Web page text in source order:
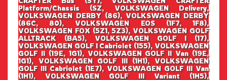
Platform/Chassis (SZ, VOLKSWAGEN Delivery,
VOLKSWAGEN DERBY (86), VOLKSWAGEN DERBY
(86C, 80), VOLKSWAGEN EOS (1F7, 1F8),
VOLKSWAGEN FOX (5Z1, 5Z3), VOLKSWAGEN GOLF
ALLTRACK (BA5), VOLKSWAGEN GOLF I (17),
VOLKSWAGEN GOLF I Cabriolet (155), VOLKSWAGEN
GOLF II (19E, 1G1), VOLKSWAGEN GOLF II Van (19E,
1G1), VOLKSWAGEN GOLF III (1H1), VOLKSWAGEN
GOLF III Cabriolet (1E7), VOLKSWAGEN GOLF III Van
(1H1), VOLKSWAGEN GOLF III Variant (1H5),